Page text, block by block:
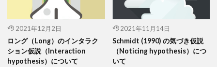
2021年12月2日
ロング（Long）のインタラク
ション仮説（Interaction
hypothesis）について
2021年11月14日
Schmidt (1990) の気づき仮説
（Noticing hypothesis）につ
いて